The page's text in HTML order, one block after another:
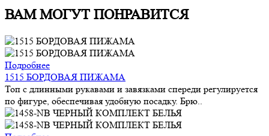
ВАМ МОГУТ ПОНРАВИТСЯ
Подробнее
1515 БОРДОВАЯ ПИЖАМА
Топ с длинными рукавами и завязками спереди регулируется
по фигуре, обеспечивая удобную посадку. Брю..